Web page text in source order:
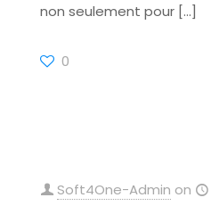
non seulement pour […]
0
Soft4One-Admin on